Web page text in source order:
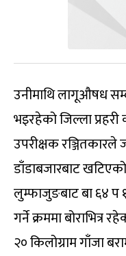
उनीमाथि लागूऔषध
भइरहेको जिल्ला
उपरीक्षक रञ्जितकारले
डाँडाबजारबाट
लुम्फाजुङबाट बा ६४
गर्ने क्रममा बोराभित्र
२० किलोग्राम गाँजा